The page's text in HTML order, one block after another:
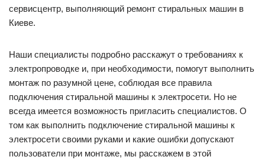
сервисцентр, выполняющий ремонт стиральных машин в
Киеве.
Наши специалисты подробно расскажут о требованиях к
электропроводке и, при необходимости, помогут выполнить
монтаж по разумной цене, соблюдая все правила
подключения стиральной машины к электросети. Но не
всегда имеется возможность пригласить специалистов. О
том как выполнить подключение стиральной машины к
электросети своими руками и какие ошибки допускают
пользователи при монтаже, мы расскажем в этой